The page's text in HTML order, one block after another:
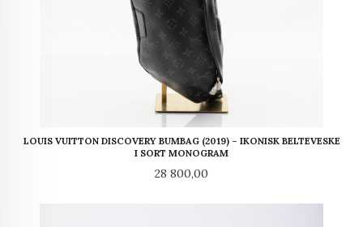
LOUIS VUITTON DISCOVERY BUMBAG (2019) – IKONISK BELTEVESKE
I SORT MONOGRAM
Pris
28 800,00